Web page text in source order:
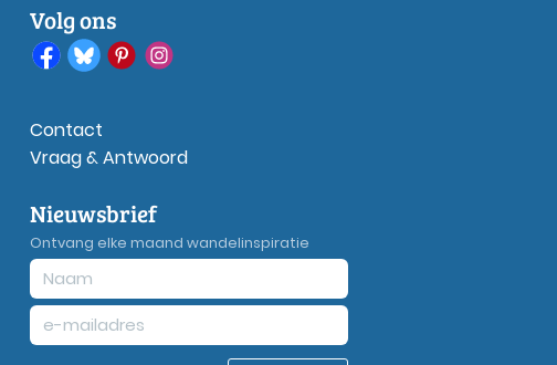
Volg ons
Contact
Vraag & Antwoord
Nieuwsbrief
Ontvang elke maand wandelinspiratie